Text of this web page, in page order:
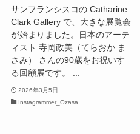
サンフランシスコの Catharine
Clark Gallery で、大きな展覧会
が始まりました。日本のアーテ
ィスト 寺岡政美（てらおか ま
さみ） さんの90歳をお祝いす
る回顧展です。 ...
2026年3月5日
Instagrammer_Ozasa